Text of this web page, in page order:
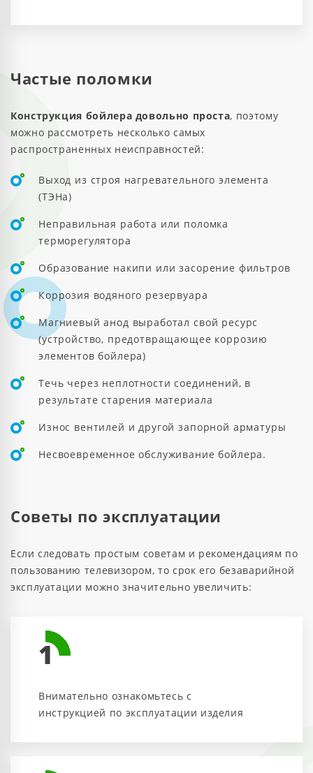
Частые поломки
Конструкция бойлера довольно проста, поэтому
можно рассмотреть несколько самых
распространенных неисправностей:
Выход из строя нагревательного элемента
(ТЭНа)
Неправильная работа или поломка
терморегулятора
Образование накипи или засорение фильтров
Коррозия водяного резервуара
Магниевый анод выработал свой ресурс
(устройство, предотвращающее коррозию
элементов бойлера)
Течь через неплотности соединений, в
результате старения материала
Износ вентилей и другой запорной арматуры
Несвоевременное обслуживание бойлера.
Советы по эксплуатации
Если следовать простым советам и рекомендациям по
пользованию телевизором, то срок его безаварийной
эксплуатации можно значительно увеличить:
1
Внимательно ознакомьтесь с
инструкцией по эксплуатации изделия